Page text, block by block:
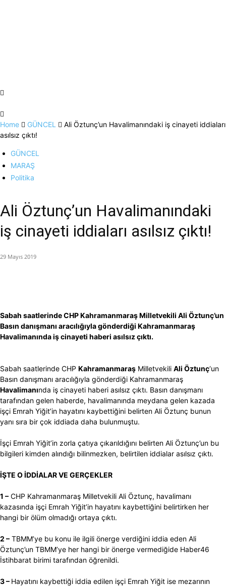
Home GÜNCEL
Ali Öztunç’un Havalimanındaki iş cinayeti iddiaları
asılsız çıktı!
GÜNCEL
MARAŞ
Politika
Ali Öztunç’un Havalimanındaki
iş cinayeti iddiaları asılsız çıktı!
29 Mayıs 2019
Sabah saatlerinde CHP Kahramanmaraş Milletvekili Ali Öztunç’un
Basın danışmanı aracılığıyla gönderdiği Kahramanmaraş
Havalimanında iş cinayeti haberi asılsız çıktı.
Sabah saatlerinde CHP Kahramanmaraş Milletvekili Ali Öztunç‘un
Basın danışmanı aracılığıyla gönderdiği Kahramanmaraş
Havalimanında iş cinayeti haberi asılsız çıktı. Basın danışmanı
tarafından gelen haberde, havalimanında meydana gelen kazada
işçi Emrah Yiğit’in hayatını kaybettiğini belirten Ali Öztunç bunun
yanı sıra bir çok iddiada daha bulunmuştu.
İşçi Emrah Yiğit’in zorla çatıya çıkarıldığını belirten Ali Öztunç’un bu
bilgileri kimden alındığı bilinmezken, belirtilen iddialar asılsız çıktı.
İŞTE O İDDİALAR VE GERÇEKLER
1 – CHP Kahramanmaraş Milletvekili Ali Öztunç, havalimanı
kazasında işçi Emrah Yiğit’in hayatını kaybettiğini belirtirken her
hangi bir ölüm olmadığı ortaya çıktı.
2 – TBMM’ye bu konu ile ilgili önerge verdiğini iddia eden Ali
Öztunç’un TBMM’ye her hangi bir önerge vermediğide Haber46
İstihbarat birimi tarafından öğrenildi.
3 – Hayatını kaybettiği iddia edilen işçi Emrah Yiğit ise mezarının